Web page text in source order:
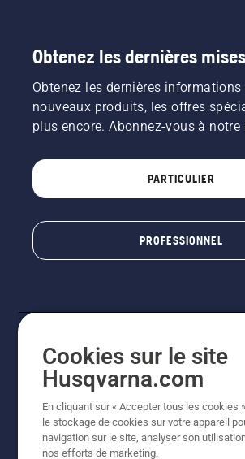
Obtenez les dernières
Obtenez les dernières informations
nouveaux produits, les offres
plus encore. Abonnez-vous à
PARTICULIER
PROFESSIONNEL
© Husqvarna AB (publ). Tous droits
indiqués sont à titre indicatif de
aux revendeurs participants, prix en
Cookies sur le site
Husqvarna.com
En cliquant sur « Accepter tous les cookies
le stockage de cookies sur votre appareil
navigation sur le site, analyser son
nos efforts de marketing.